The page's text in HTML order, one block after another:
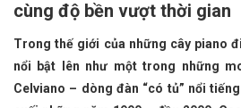
cùng độ bền vượt thời gian
Trong thế giới của những cây piano
nổi bật lên như một trong những
Celviano – dòng đàn “có tủ” nổi